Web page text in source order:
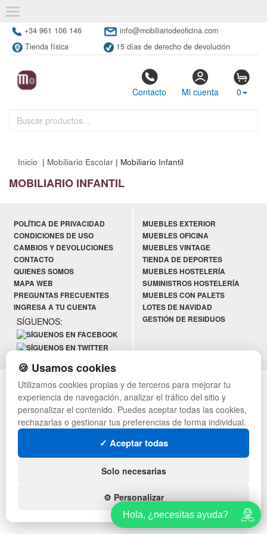
+34 961 106 146
info@mobiliariodeoficina.com
Tienda física
15 días de derecho de devolución
Contacto Mi cuenta 0
Inicio | Mobiliario Escolar | Mobiliario Infantil
MOBILIARIO INFANTIL
POLÍTICA DE PRIVACIDAD
CONDICIONES DE USO
CAMBIOS Y DEVOLUCIONES
CONTACTO
QUIENES SOMOS
MAPA WEB
PREGUNTAS FRECUENTES
INGRESA A TU CUENTA
SÍGUENOS:
MUEBLES EXTERIOR
MUEBLES OFICINA
MUEBLES VINTAGE
TIENDA DE DEPORTES
MUEBLES HOSTELERÍA
SUMINISTROS HOSTELERÍA
MUEBLES CON PALETS
LOTES DE NAVIDAD
GESTIÓN DE RESIDUOS
© mobiliariodeoficina.com - Todos los derechos reservados
🍪 Usamos cookies
Utilizamos cookies propias y de terceros para mejorar tu
experiencia de navegación, analizar el tráfico del sitio y
personalizar el contenido. Puedes aceptar todas las cookies,
rechazarlas o gestionar tus preferencias de forma individual.
✓ Aceptar todas
Solo necesarias
⚙️ Personalizar
Hola, ¿necesitas ayuda?